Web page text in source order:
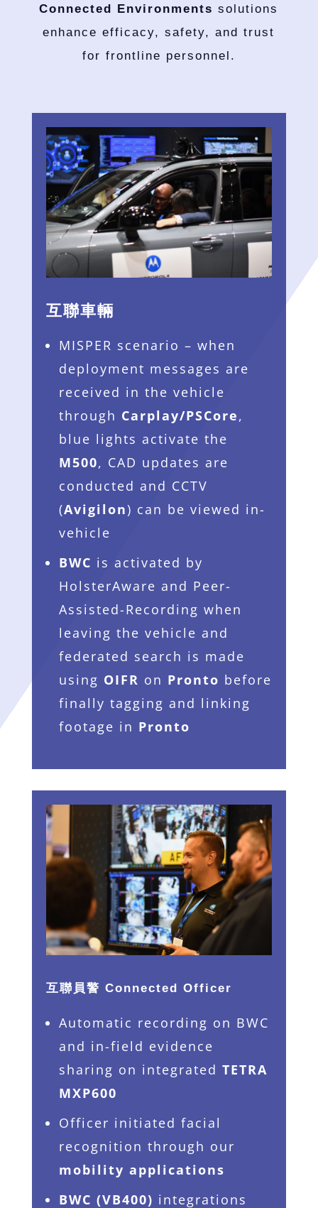
Connected Environments solutions
enhance efficacy, safety, and trust
for frontline personnel.
互聯車輛
MISPER scenario – when
deployment messages are
received in the vehicle
through Carplay/PSCore,
blue lights activate the
M500, CAD updates are
conducted and CCTV
(Avigilon) can be viewed in-
vehicle
BWC is activated by
HolsterAware and Peer-
Assisted-Recording when
leaving the vehicle and
federated search is made
using OIFR on Pronto before
finally tagging and linking
footage in Pronto
互聯員警 Connected Officer
Automatic recording on BWC
and in-field evidence
sharing on integrated TETRA
MXP600
Officer initiated facial
recognition through our
mobility applications
BWC (VB400) integrations